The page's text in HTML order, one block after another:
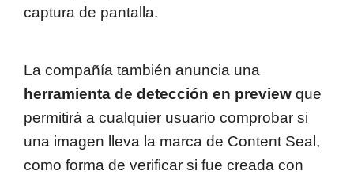
captura de pantalla.
La compañía también anuncia una
herramienta de detección en preview que
permitirá a cualquier usuario comprobar si
una imagen lleva la marca de Content Seal,
como forma de verificar si fue creada con